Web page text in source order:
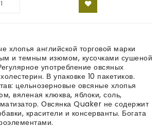
хлопья английской торговой марки
и темным изюмом, кусочками сушеной
употребление овсяных
В упаковке 10 пакетиков.
цельнозерновые овсяные хлопья
вяленая клюква, яблоки, соль,
Овсянка Quaker не содержит
красители и консерванты. Богата